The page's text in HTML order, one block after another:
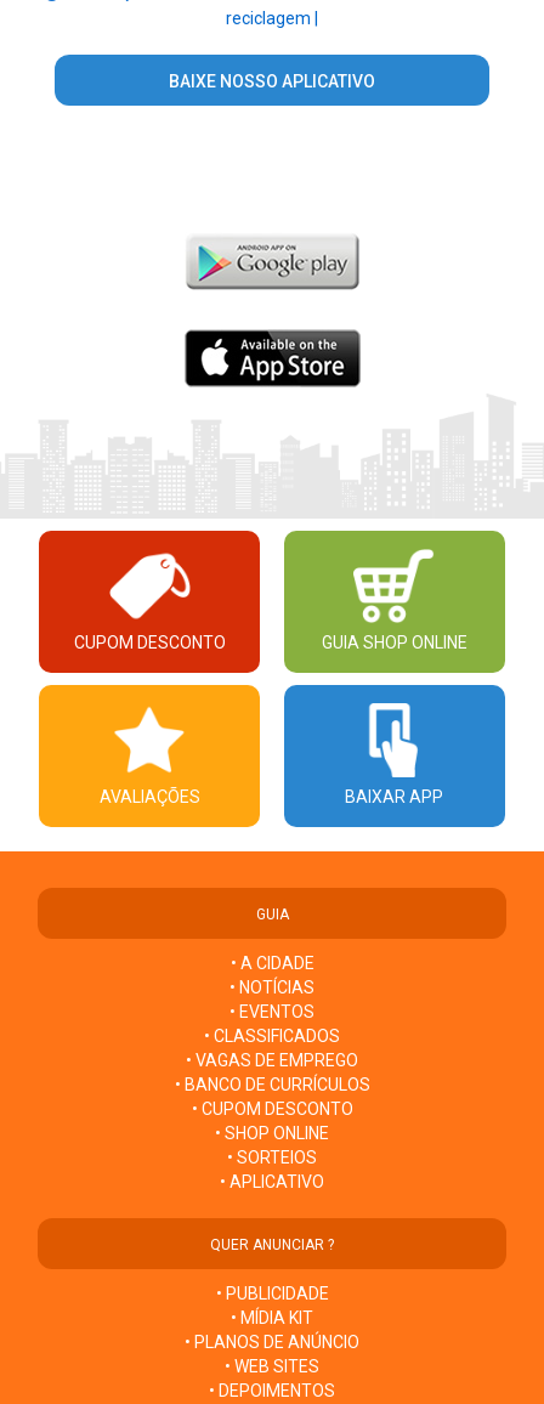
reciclagem |
BAIXE NOSSO APLICATIVO
CUPOM DESCONTO GUIA SHOP ONLINE
AVALIAÇÕES BAIXAR APP
GUIA
• A CIDADE
• NOTÍCIAS
• EVENTOS
• CLASSIFICADOS
• VAGAS DE EMPREGO
• BANCO DE CURRÍCULOS
• CUPOM DESCONTO
• SHOP ONLINE
• SORTEIOS
• APLICATIVO
QUER ANUNCIAR ?
• PUBLICIDADE
• MÍDIA KIT
• PLANOS DE ANÚNCIO
• WEB SITES
• DEPOIMENTOS